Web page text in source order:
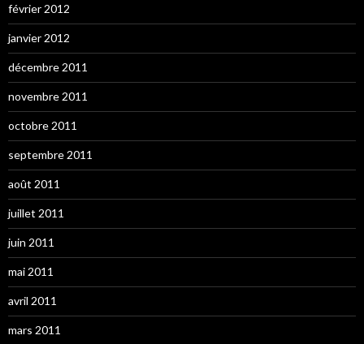
février 2012
janvier 2012
décembre 2011
novembre 2011
octobre 2011
septembre 2011
août 2011
juillet 2011
juin 2011
mai 2011
avril 2011
mars 2011